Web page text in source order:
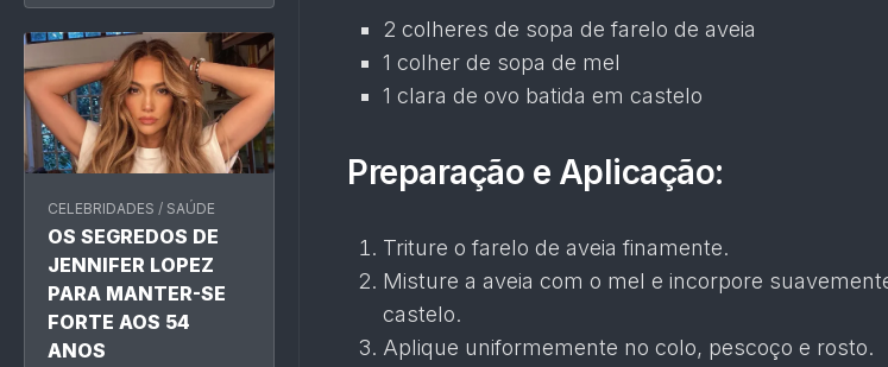
CELEBRIDADES / SAÚDE
OS SEGREDOS DE
JENNIFER LOPEZ
PARA MANTER-SE
FORTE AOS 54
ANOS
2 colheres de sopa de farelo de aveia
1 colher de sopa de mel
1 clara de ovo batida em castelo
Preparação e Aplicação:
Triture o farelo de aveia finamente.
Misture a aveia com o mel e incorpore
castelo.
Aplique uniformemente no colo, pescoço e rosto.